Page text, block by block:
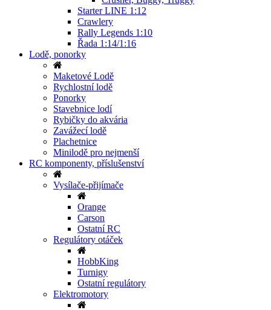
Starter LINE 1:12
Crawlery
Rally Legends 1:10
Řada 1:14/1:16
Lodě, ponorky
Maketové Lodě
Rychlostní lodě
Ponorky
Stavebnice lodí
Rybičky do akvária
Zavážecí lodě
Plachetnice
Minilodě pro nejmenší
RC komponenty, příslušenství
Vysílače-přijímače
Orange
Carson
Ostatní RC
Regulátory otáček
HobbKing
Turnigy
Ostatní regulátory
Elektromotory